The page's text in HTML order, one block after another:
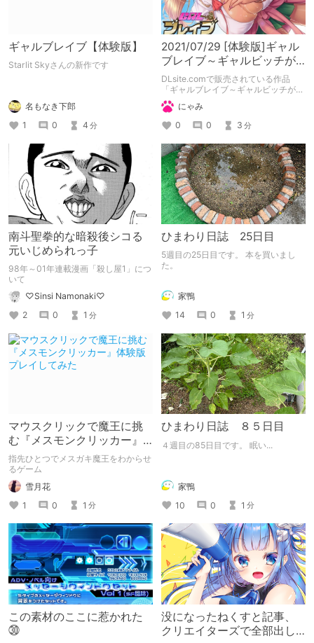
ギャルブレイブ【体験版】
Starlit Skyさんの新作です
名もなき下郎
1
0 4 分
2021/07/29 [体験版]ギャル
ブレイブ～ギャルビッチが
異世界で魔王にさらわれた
親友を救う
DLsite.comで販売されている作品
「ギャルブレイブ～ギャルビッチが異
世界で魔王にさらわれた親友を救うつ
いでに世界も平和にしちゃう!?～」
（体験版）の備忘録となります。
にゃみ
0
0 3 分
南斗聖拳的な暗殺後シコる
元いじめられっ子
98年～01年連載漫画「殺し屋1」につ
いて
♡Sinsi Namonaki♡
2
0 1 分
ひまわり日誌 25日目
5週目の25日目です。 本を買いまし
た。
家鴨
14
0 1 分
マウスクリックで魔王に挑
む『メスモンクリッカー』
体験版プレイしてみた
指先ひとつでメスガキ魔王をわからせ
るゲーム
雪月花
1
0 1 分
ひまわり日誌 ８５日目
４週目の85日目です。 眠い...
家鴨
10
0 1 分
この素材のここに惹かれた
㉚
没になったねくすと記事、
クリエイターズで全部出し